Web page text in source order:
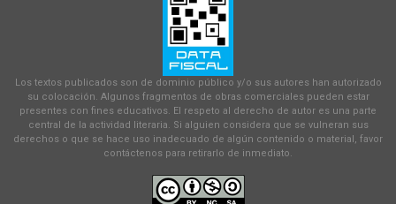
Los textos publicados son de dominio público y/o sus autores han autorizado
su colocación. Algunos fragmentos de obras comerciales pueden estar
presentes con fines educativos. El respeto al derecho de autor es una parte
central de la actividad literaria. Si alguien considera que se vulneran sus
derechos o que se hace uso inadecuado de algún contenido o material, favor
contáctenos para retirarlo de inmediato.